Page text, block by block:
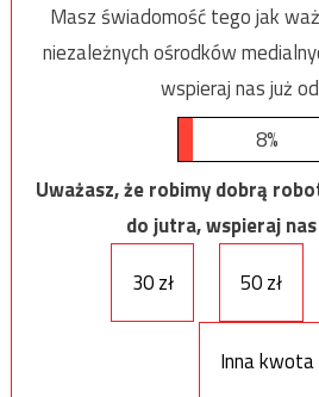
Masz świadomość tego jak
niezależnych ośrodków
wspieraj nas już
8%
Uważasz, że robimy dobrą
do jutra, wspieraj
30 zł
50 zł
Inna kwota